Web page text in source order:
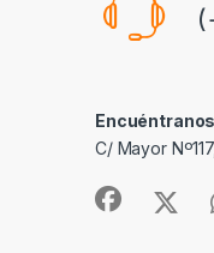
C/ Mayor